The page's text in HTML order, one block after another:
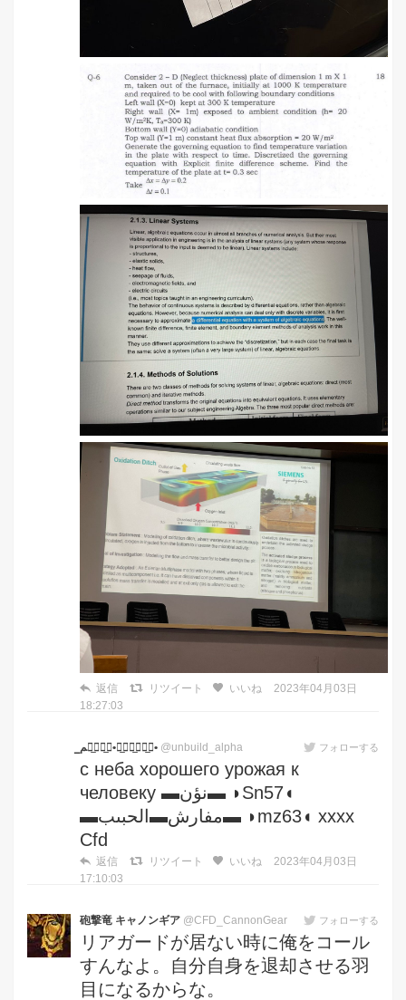
返信 リツイート いいね
2023年04月03日
18:27:03
ك̲ۣو̲ۣد̲ۣ•خ̲ۣص̲ۣم̲• @unbuild_alpha フォローする
с неба хорошего урожая к
человеку ▬نؤن▬ ◗Sn57◖
▬مفارش▬الحبىب▬ ◗mz63◖ xxxx
Cfd
返信 リツイート いいね
2023年04月03日
17:10:03
砲撃竜 キャノンギア @CFD_CannonGear フォローする
リアガードが居ない時に俺をコール
すんなよ。自分自身を退却させる羽
目になるからな。